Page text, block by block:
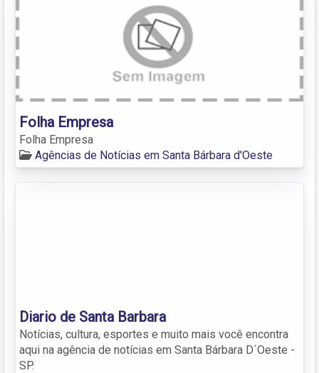
Folha Empresa
Folha Empresa
Agências de Notícias em Santa Bárbara d'Oeste
Diario de Santa Barbara
Notícias, cultura, esportes e muito mais você encontra
aqui na agência de notícias em Santa Bárbara D´Oeste -
SP.